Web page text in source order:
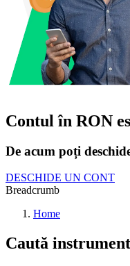
Contul în RON
De acum poți
DESCHIDE UN CONT
Breadcrumb
Home
Caută